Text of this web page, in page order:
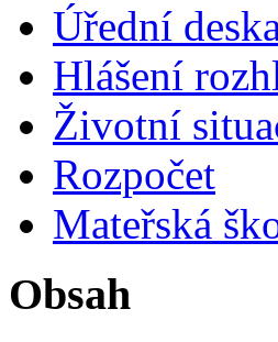
Úřední deska
Hlášení
Životní
Rozpočet
Mateřská
Obsah